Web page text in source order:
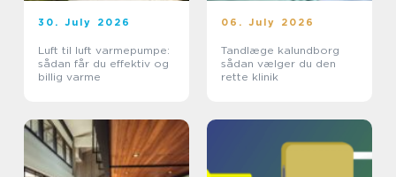
30. July 2026
Luft til luft varmepumpe:
sådan får du effektiv og
billig varme
06. July 2026
Tandlæge kalundborg
sådan vælger du den
rette klinik